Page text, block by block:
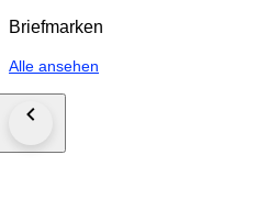
Briefmarken
Alle ansehen